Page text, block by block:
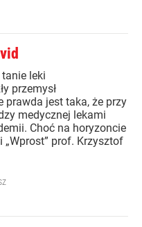
leki
przemysł
prawda jest taka, że przy
medycznej lekami
Choć na horyzoncie
prof. Krzysztof